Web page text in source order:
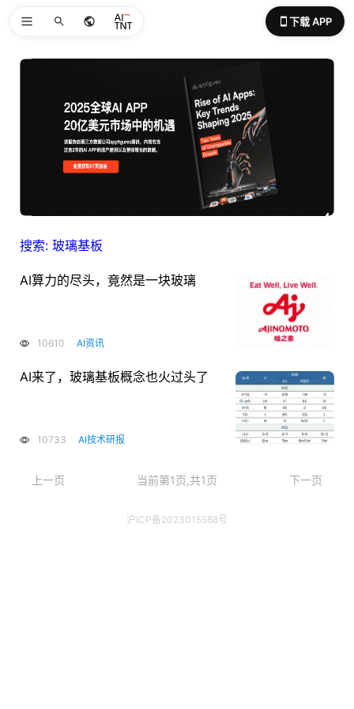
下载 APP
搜索: 玻璃基板
AI算力的尽头，竟然是一块玻璃
10610 AI资讯
AI来了，玻璃基板概念也火过头了
10733 AI技术研报
上一页 当前第1页,共1页 下一页
沪ICP备2023015588号